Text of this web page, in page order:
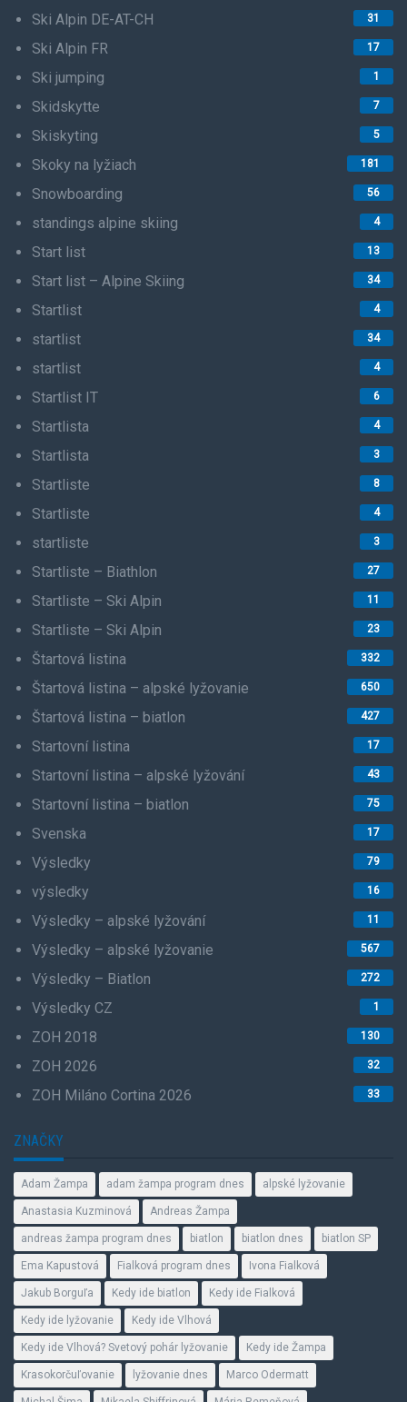
Ski Alpin DE-AT-CH 31
Ski Alpin FR 17
Ski jumping 1
Skidskytte 7
Skiskyting 5
Skoky na lyžiach 181
Snowboarding 56
standings alpine skiing 4
Start list 13
Start list – Alpine Skiing 34
Startlist 4
startlist 34
startlist 4
Startlist IT 6
Startlista 4
Startlista 3
Startliste 8
Startliste 4
startliste 3
Startliste – Biathlon 27
Startliste – Ski Alpin 11
Startliste – Ski Alpin 23
Štartová listina 332
Štartová listina – alpské lyžovanie 650
Štartová listina – biatlon 427
Startovní listina 17
Startovní listina – alpské lyžování 43
Startovní listina – biatlon 75
Svenska 17
Výsledky 79
výsledky 16
Výsledky – alpské lyžování 11
Výsledky – alpské lyžovanie 567
Výsledky – Biatlon 272
Výsledky CZ 1
ZOH 2018 130
ZOH 2026 32
ZOH Miláno Cortina 2026 33
ZNAČKY
Adam Žampa adam žampa program dnes alpské lyžovanie
Anastasia Kuzminová Andreas Žampa
andreas žampa program dnes biatlon biatlon dnes biatlon SP
Ema Kapustová Fialková program dnes Ivona Fialková
Jakub Borguľa Kedy ide biatlon Kedy ide Fialková
Kedy ide lyžovanie Kedy ide Vlhová
Kedy ide Vlhová? Svetový pohár lyžovanie Kedy ide Žampa
Krasokorčuľovanie lyžovanie dnes Marco Odermatt